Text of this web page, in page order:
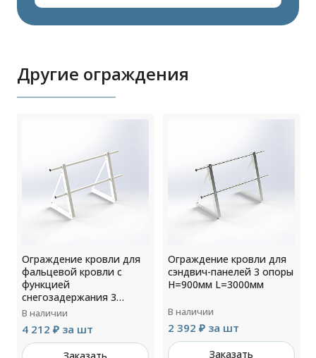
Другие ограждения
Ограждение кровли для
фальцевой кровли с
функцией
снегозадержания 3
опоры H=600мм
L=3000мм RAL 9010
В наличии
4 212 ₽ за шт
Ограждение кровли для
сэндвич-панелей 3 опоры
H=900мм L=3000мм
В наличии
2 392 ₽ за шт
Заказать